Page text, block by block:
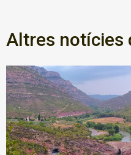
Altres notícies